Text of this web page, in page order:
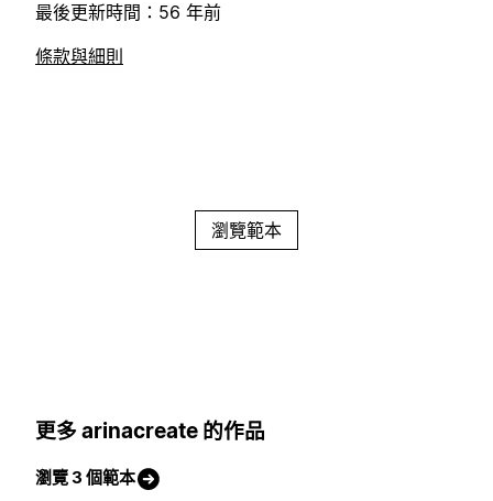
最後更新時間：56 年前
條款與細則
瀏覽範本
更多 arinacreate 的作品
瀏覽 3 個範本